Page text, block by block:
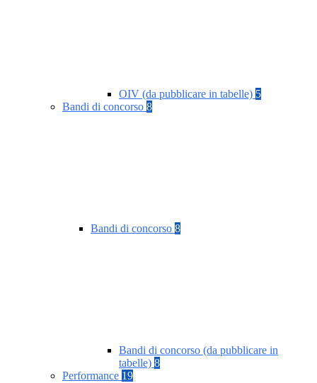
OIV (da pubblicare in tabelle) 5
Bandi di concorso 8
Bandi di concorso 8
Bandi di concorso (da pubblicare in
tabelle) 8
Performance 19